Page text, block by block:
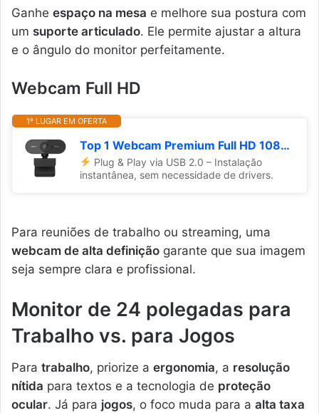
Ganhe espaço na mesa e melhore sua postura com
um suporte articulado. Ele permite ajustar a altura
e o ângulo do monitor perfeitamente.
Webcam Full HD
1º LUGAR EM OFERTA
Top 1 Webcam Premium Full HD 1080p com Microfone, USB Plug & Play, Foco Automático – Para PC, Notebook, Zoom, Teams, Meet Skype YouTube Discord e Mais – Ideal para Home Office Reuniões e Videochamadas
Plug & Play via USB 2.0 – Instalação
instantânea, sem necessidade de drivers.
Para reuniões de trabalho ou streaming, uma
webcam de alta definição garante que sua imagem
seja sempre clara e profissional.
Monitor de 24 polegadas para
Trabalho vs. para Jogos
Para trabalho, priorize a ergonomia, a resolução
nítida para textos e a tecnologia de proteção
ocular. Já para jogos, o foco muda para a alta taxa